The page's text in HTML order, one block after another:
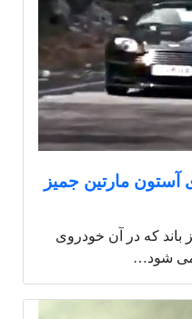
مارتین جمیز
باند که در آن خودروی
می شود…